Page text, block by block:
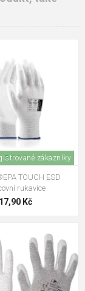
zákazníky
TOUCH ESD
rukavice
17,90 Kč